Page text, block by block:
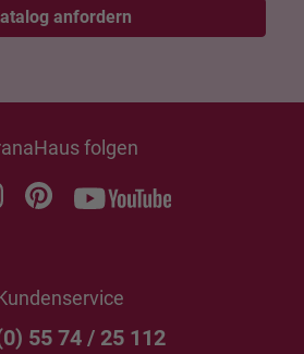
anfordern
folgen
55 74 / 25 112